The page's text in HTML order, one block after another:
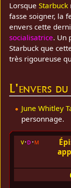
LorsqueStarbuck
fasse soigner, la
envers cette
socialisatrice. Un
Starbuck que
très rigoureuse
L'envers
June Whitley
personnage.
v d m